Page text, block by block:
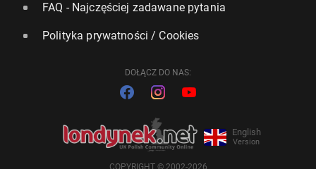
FAQ - Najczęściej zadawane pytania
Polityka prywatności / Cookies
DOŁĄCZ DO NAS:
English
Version